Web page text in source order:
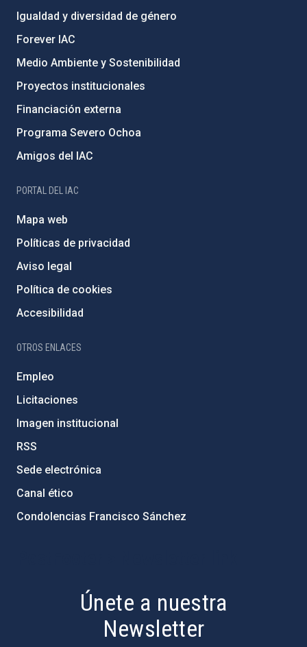
Igualdad y diversidad de género
Forever IAC
Medio Ambiente y Sostenibilidad
Proyectos institucionales
Financiación externa
Programa Severo Ochoa
Amigos del IAC
PORTAL DEL IAC
Mapa web
Políticas de privacidad
Aviso legal
Política de cookies
Accesibilidad
OTROS ENLACES
Empleo
Licitaciones
Imagen institucional
RSS
Sede electrónica
Canal ético
Condolencias Francisco Sánchez
Únete a nuestra
Newsletter